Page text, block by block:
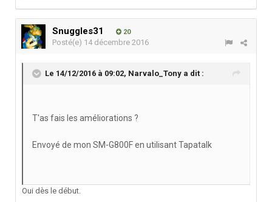
Snuggles31 20
Posté(e) 14 décembre 2016
Le 14/12/2016 à 09:02, Narvalo_Tony a dit :
T'as fais les améliorations ?
Envoyé de mon SM-G800F en utilisant Tapatalk
Oui dès le début.